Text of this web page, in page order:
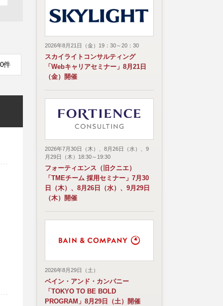
件
2026年8月21日（金）19：30～20：30
スカイライトコンサルティング
「Webキャリアセミナー」8月21日
（金）開催
2026年7月30日（木）、8月26日（水）、9
月29日（木）18:30～19:30
フォーティエンス（旧クニエ）
「TMEチーム 採用セミナー」7月30
日（木）、8月26日（水）、9月29日
（木）開催
2026年8月29日（土）
ベイン・アンド・カンパニー
「TOKYO TO BE BOLD
PROGRAM」8月29日（土）開催